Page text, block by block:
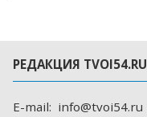
РЕДАКЦИЯ TVOI54.RU
E-mail: info@tvoi54.ru